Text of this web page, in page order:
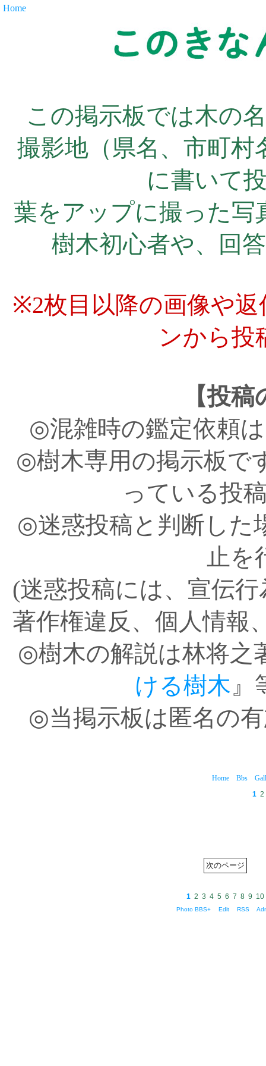
Home
この掲示板では木の
撮影地（県名、市町村
に書いて
葉をアップに撮った写
樹木初心者や、回
※2枚目以降の画像や
ンから投
【投
◎混雑時の鑑定依頼
◎樹木専用の掲示板で
っている投
◎迷惑投稿と判断した
止を
(迷惑投稿には、宣伝
著作権違反、個人情報
◎樹木の解説は林将之
ける樹木』
◎当掲示板は匿名の
Home Bbs
1 2
1 2 3 4 5 6 7 8 9 10
Photo BBS+ Edit RSS